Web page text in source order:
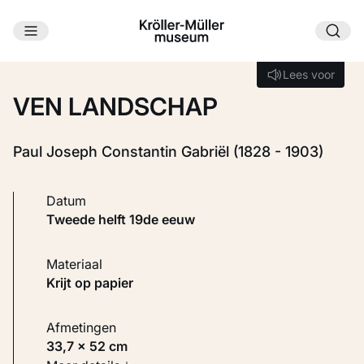
Ga naar hoofdinhoud
Lees voor
Lees voor
VEN LANDSCHAP
Paul Joseph Constantin Gabriël (1828 - 1903)
Datum
tweede helft 19de eeuw
Materiaal
Krijt op papier
Afmetingen
33,7 × 52 cm